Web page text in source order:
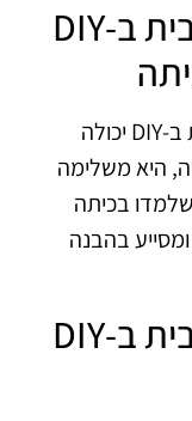
מיתוס 4: עזרה בשיעורי בית ב-DIY
מחשבה נפוצה היא שעזרה בשיעורי בית ב-DIY יכולה
היא משלימה
בכיתה
בהבנה
מיתוס 5: עזרה בשיעורי בית ב-DIY